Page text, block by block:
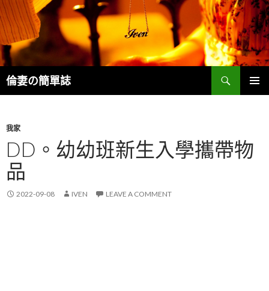
倫妻の簡單誌
Search
我家
DD。幼幼班新生入學攜帶物
品
2022-09-08 IVEN LEAVE A COMMENT